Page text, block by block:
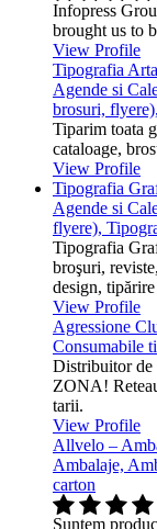
Infopress
brought us to
View Profile
Tipografia
Agende si
brosuri,
Tiparim toata
cataloage,
View Profile
Tipografia
Agende si
flyere),
Tipografia
broşuri,
design,
View Profile
Agressione
Consumabile
Distribuitor de
ZONA!
tarii.
View Profile
Allvelo –
Ambalaje,
carton
Suntem